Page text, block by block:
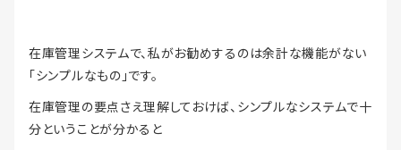
在庫管理システムで、私がお勧めするのは余計な機能がない
「シンプルなもの」です。
在庫管理の要点さえ理解しておけば、シンプルなシステムで十
分ということが分かると